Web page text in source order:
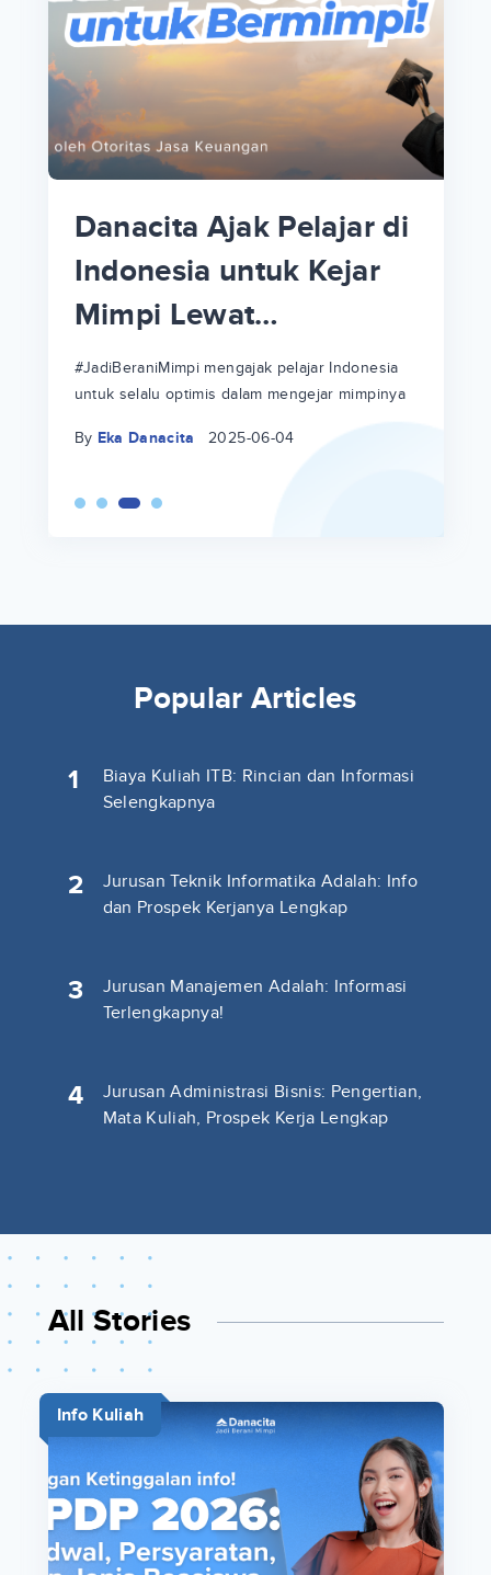
Danacita Ajak Pelajar di
Indonesia untuk Kejar
Mimpi Lewat
#JadiBeraniMimpi
#JadiBeraniMimpi mengajak pelajar Indonesia
untuk selalu optimis dalam mengejar mimpinya
By Eka Danacita 2025-06-04
Popular Articles
1
Biaya Kuliah ITB: Rincian dan Informasi
Selengkapnya
2
Jurusan Teknik Informatika Adalah: Info
dan Prospek Kerjanya Lengkap
3
Jurusan Manajemen Adalah: Informasi
Terlengkapnya!
4
Jurusan Administrasi Bisnis: Pengertian,
Mata Kuliah, Prospek Kerja Lengkap
All Stories
Info Kuliah